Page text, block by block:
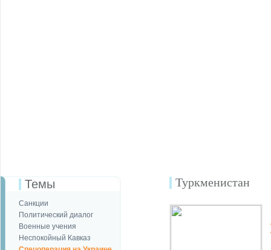
Темы
Санкции
Политический диалог
Военные учения
Неспокойный Кавказ
Туркменистан